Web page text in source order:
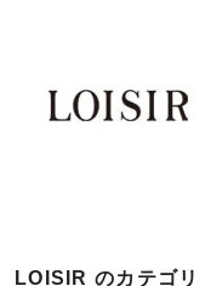
LOISIR のカテゴリ